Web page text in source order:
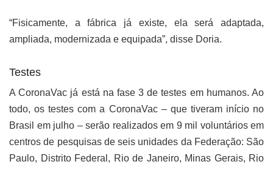
“Fisicamente, a fábrica já existe, ela será adaptada,
ampliada, modernizada e equipada”, disse Doria.
Testes
A CoronaVac já está na fase 3 de testes em humanos. Ao
todo, os testes com a CoronaVac – que tiveram início no
Brasil em julho – serão realizados em 9 mil voluntários em
centros de pesquisas de seis unidades da Federação: São
Paulo, Distrito Federal, Rio de Janeiro, Minas Gerais, Rio